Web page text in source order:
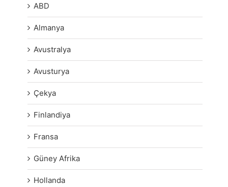
ABD
Almanya
Avustralya
Avusturya
Çekya
Finlandiya
Fransa
Güney Afrika
Hollanda